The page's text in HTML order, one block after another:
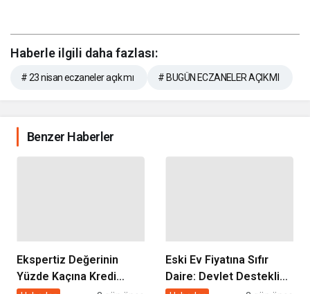
Haberle ilgili daha fazlası:
# 23 nisan eczaneler açık mı # BUGÜN ECZANELER AÇIK MI
Benzer Haberler
Ekspertiz Değerinin
Yüzde Kaçına Kredi
Eski Ev Fiyatına Sıfır
Daire: Devlet Destekli